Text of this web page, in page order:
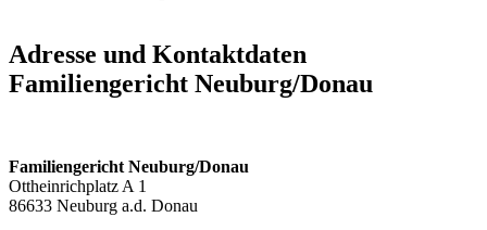
Adresse und Kontaktdaten
Familiengericht Neuburg/Donau
Familiengericht Neuburg/Donau
Ottheinrichplatz A 1
86633 Neuburg a.d. Donau